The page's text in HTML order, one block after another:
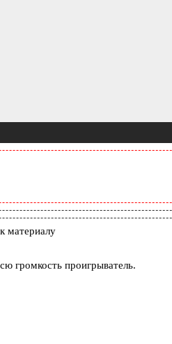
материалу
громкость проигрыватель.